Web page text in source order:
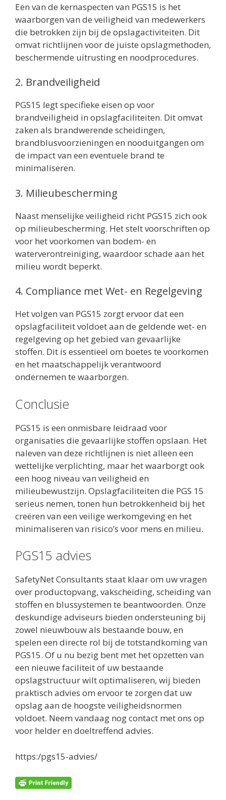
Een van de kernaspecten van PGS15 is het
waarborgen van de veiligheid van medewerkers
die betrokken zijn bij de opslagactiviteiten. Dit
omvat richtlijnen voor de juiste opslagmethoden,
beschermende uitrusting en noodprocedures.
2. Brandveiligheid
PGS15 legt specifieke eisen op voor
brandveiligheid in opslagfaciliteiten. Dit omvat
zaken als brandwerende scheidingen,
brandblusvoorzieningen en nooduitgangen om
de impact van een eventuele brand te
minimaliseren.
3. Milieubescherming
Naast menselijke veiligheid richt PGS15 zich ook
op milieubescherming. Het stelt voorschriften op
voor het voorkomen van bodem- en
waterverontreiniging, waardoor schade aan het
milieu wordt beperkt.
4. Compliance met Wet- en Regelgeving
Het volgen van PGS15 zorgt ervoor dat een
opslagfaciliteit voldoet aan de geldende wet- en
regelgeving op het gebied van gevaarlijke
stoffen. Dit is essentieel om boetes te voorkomen
en het maatschappelijk verantwoord
ondernemen te waarborgen.
Conclusie
PGS15 is een onmisbare leidraad voor
organisaties die gevaarlijke stoffen opslaan. Het
naleven van deze richtlijnen is niet alleen een
wettelijke verplichting, maar het waarborgt ook
een hoog niveau van veiligheid en
milieubewustzijn. Opslagfaciliteiten die PGS 15
serieus nemen, tonen hun betrokkenheid bij het
creëren van een veilige werkomgeving en het
minimaliseren van risico’s voor mens en milieu.
PGS15 advies
SafetyNet Consultants staat klaar om uw vragen
over productopvang, vakscheiding, scheiding van
stoffen en blussystemen te beantwoorden. Onze
deskundige adviseurs bieden ondersteuning bij
zowel nieuwbouw als bestaande bouw, en
spelen een directe rol bij de totstandkoming van
PGS15. Of u nu bezig bent met het opzetten van
een nieuwe faciliteit of uw bestaande
opslagstructuur wilt optimaliseren, wij bieden
praktisch advies om ervoor te zorgen dat uw
opslag aan de hoogste veiligheidsnormen
voldoet. Neem vandaag nog contact met ons op
voor helder en doeltreffend advies.
https:/pgs15-advies/